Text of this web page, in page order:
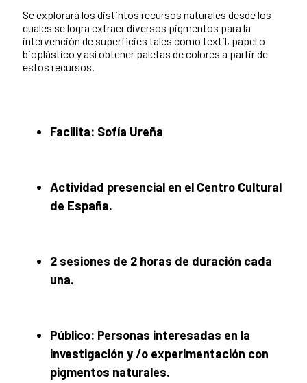
Se explorará los distintos recursos naturales desde los
cuales se logra extraer diversos pigmentos para la
intervención de superficies tales como textil, papel o
bioplástico y así obtener paletas de colores a partir de
estos recursos.
Facilita: Sofía Ureña
Actividad presencial en el Centro Cultural
de España.
2 sesiones de 2 horas de duración cada
una.
Público: Personas interesadas en la
investigación y /o experimentación con
pigmentos naturales.